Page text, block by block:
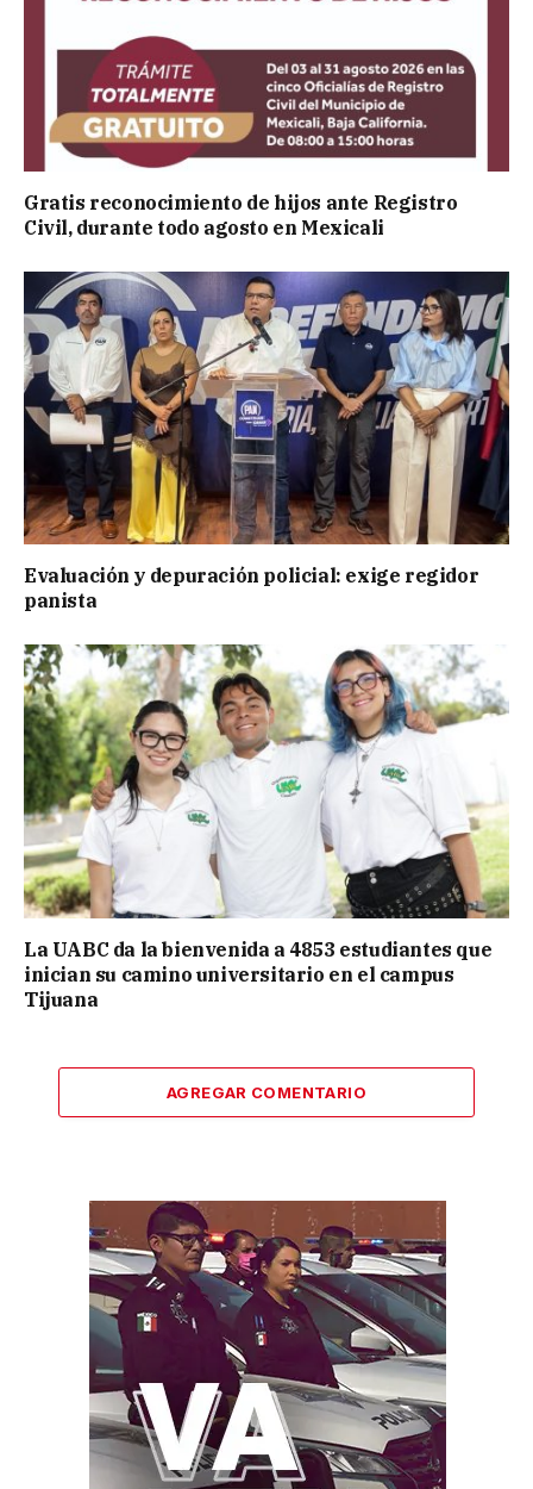
Gratis reconocimiento de hijos ante Registro
Civil, durante todo agosto en Mexicali
Evaluación y depuración policial: exige regidor
panista
La UABC da la bienvenida a 4853 estudiantes que
inician su camino universitario en el campus
Tijuana
AGREGAR COMENTARIO